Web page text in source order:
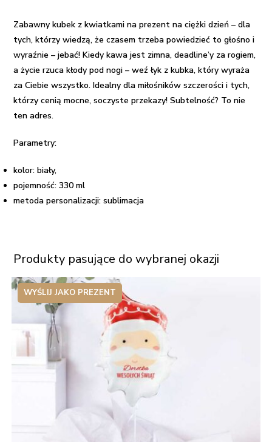
dzień
Zabawny kubek z kwiatkami na prezent na ciężki dzień – dla
tych, którzy wiedzą, że czasem trzeba powiedzieć to głośno i
wyraźnie – jebać! Kiedy kawa jest zimna, deadline’y za rogiem,
a życie rzuca kłody pod nogi – weź łyk z kubka, który wyraża
za Ciebie wszystko. Idealny dla miłośników szczerości i tych,
którzy cenią mocne, soczyste przekazy! Subtelność? To nie
ten adres.
Parametry:
kolor: biały,
pojemność: 330 ml
metoda personalizacji: sublimacja
Produkty pasujące do wybranej okazji
WYŚLIJ JAKO PREZENT